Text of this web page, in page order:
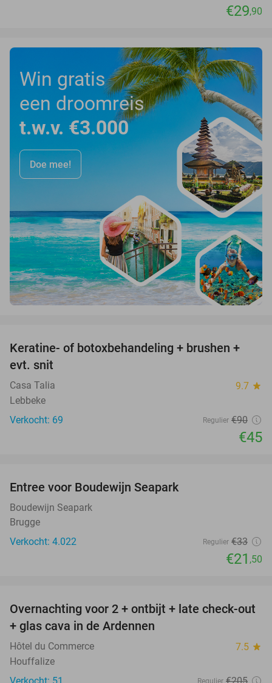
€29,90
Win gratis
een droomreis
t.w.v. €3.000
Doe mee!
50%
Keratine- of botoxbehandeling + brushen +
evt. snit
Casa Talia 9.7 star
Lebbeke
Verkocht: 69
Regulier €90
€45
Entree voor Boudewijn Seapark
Boudewijn Seapark
Brugge
Verkocht: 4.022
Regulier €33
€21 ,50
31%
Overnachting voor 2 + ontbijt + late check-out
+ glas cava in de Ardennen
Hôtel du Commerce 7.5 star
Houffalize
Regulier